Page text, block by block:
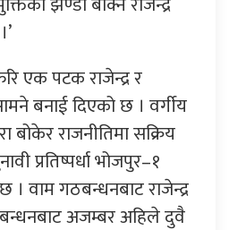
एक पटक राजेन्द्र र
बनाई दिएको छ । वर्गीय
बोकेर राजनीतिमा सक्रिय
प्रतिष्पर्धा भोजपुर–१
। वाम गठबन्धनबाट राजेन्द्र
अजम्बर अहिले दुवै